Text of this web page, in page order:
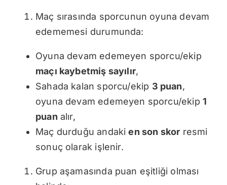
Maç sırasında sporcunun oyuna devam
edememesi durumunda:
Oyuna devam edemeyen sporcu/ekip
maçı kaybetmiş sayılır,
Sahada kalan sporcu/ekip 3 puan,
oyuna devam edemeyen sporcu/ekip 1
puan alır,
Maç durduğu andakien son skor resmi
sonuç olarak işlenir.
Grup aşamasında puan eşitliği olması